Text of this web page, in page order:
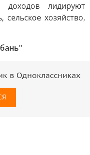
лидируют
сельское хозяйство,
в Одноклассниках